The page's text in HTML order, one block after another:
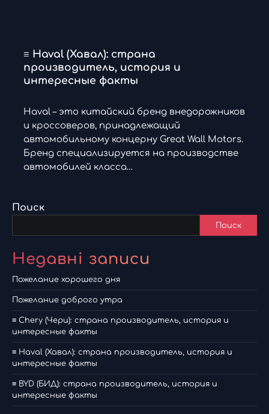
≡ Haval (Хавал): страна
производитель, история и
интересные факты
Haval – это китайский бренд внедорожников
и кроссоверов, принадлежащий
автомобильному концерну Great Wall Motors.
Бренд специализируется на производстве
автомобилей класса…
Поиск
Поиск
Недавні записи
Пожелание хорошего дня
Пожелание доброго утра
≡ Chery (Чери): страна производитель, история и
интересные факты
≡ Haval (Хавал): страна производитель, история и
интересные факты
≡ BYD (БИД): страна производитель, история и
интересные факты